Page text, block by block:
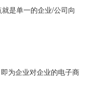
是单一的企业/公司向
为企业对企业的电子商